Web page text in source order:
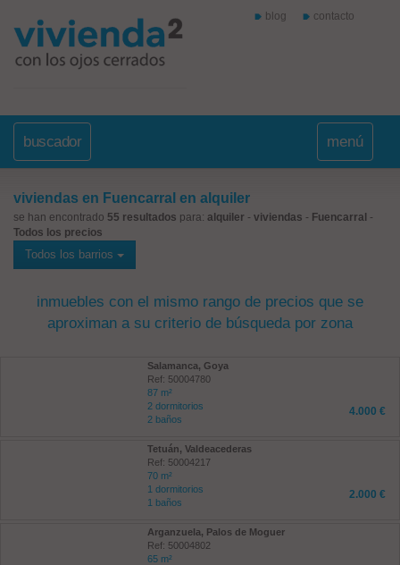
blog contacto
buscador menú
viviendas en Fuencarral en alquiler
se han encontrado 55 resultados para: alquiler - viviendas - Fuencarral -
Todos los precios
Todos los barrios
inmuebles con el mismo rango de precios que se
aproximan a su criterio de búsqueda por zona
Salamanca, Goya
Ref: 50004780
87 m²
2 dormitorios
2 baños
4.000 €
Tetuán, Valdeacederas
Ref: 50004217
70 m²
1 dormitorios
1 baños
2.000 €
Arganzuela, Palos de Moguer
Ref: 50004802
65 m²